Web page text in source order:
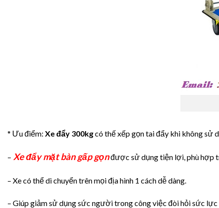
* Ưu điểm: Xe đẩy 300kgcó thế xếp gọn tai đẩy khi không sử
– Xe đẩy mặt bàn gấp gọnđược sử dụng tiện lợi, phù hợp
– Xe có thể di chuyển trên mọi địa hình 1 cách dễ dàng.
– Giúp giảm sử dụng sức người trong công việc đòi hỏi sức